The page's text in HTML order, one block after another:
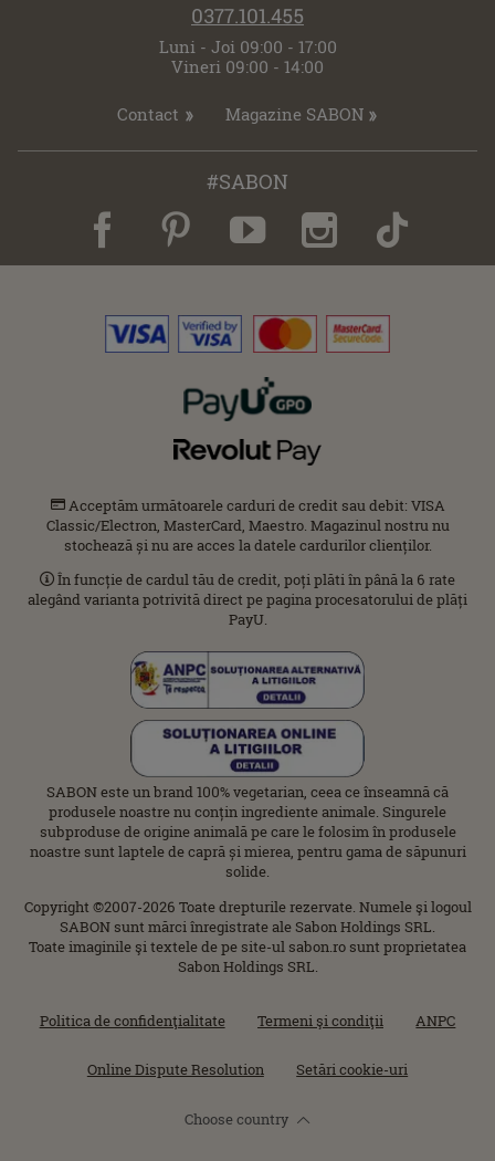
0377.101.455
Luni - Joi 09:00 - 17:00
Vineri 09:00 - 14:00
Contact Magazine SABON
#SABON
Acceptăm următoarele carduri de credit sau debit: VISA
Classic/Electron, MasterCard, Maestro. Magazinul nostru nu
stochează și nu are acces la datele cardurilor clienților.
În funcție de cardul tău de credit, poți plăti în până la 6 rate
alegând varianta potrivită direct pe pagina procesatorului de plăți
PayU.
SABON este un brand 100% vegetarian, ceea ce înseamnă că
produsele noastre nu conțin ingrediente animale. Singurele
subproduse de origine animală pe care le folosim în produsele
noastre sunt laptele de capră și mierea, pentru gama de săpunuri
solide.
Copyright ©2007-2026 Toate drepturile rezervate. Numele şi logoul
SABON sunt mărci înregistrate ale Sabon Holdings SRL.
Toate imaginile şi textele de pe site-ul sabon.ro sunt proprietatea
Sabon Holdings SRL.
Politica de confidenţialitate Termeni şi condiţii ANPC
Online Dispute Resolution Setări cookie-uri
Choose country